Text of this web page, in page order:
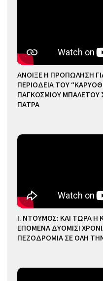
ΑΝΟΙΞΕ Η ΠΡΟΠΩΛΗΣΗ
ΠΕΡΙΟΔΕΙΑ ΤΟΥ
ΠΑΓΚΟΣΜΙΟΥ ΜΠΑΛΕΤΟΥ
ΠΑΤΡΑ
Ι. ΝΤΟΥΜΟΣ: ΚΑΙ ΤΩΡΑ
ΕΠΟΜΕΝΑ ΔΥΟΜΙΣΙ
ΠΕΖΟΔΡΟΜΙΑ ΣΕ ΟΛΗ